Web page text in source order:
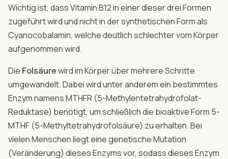
Wichtig ist, dass Vitamin B12 in einer dieser drei Formen
zugeführt wird und nicht in der synthetischen Form als
Cyanocobalamin, welche deutlich schlechter vom Körper
aufgenommen wird.
Die Folsäurewird im Körper über mehrere Schritte
umgewandelt. Dabei wird unter anderem ein bestimmtes
Enzym namens MTHFR (5-Methylentetrahydrofolat-
Reduktase) benötigt, um schließlich die bioaktive Form 5-
MTHF (5-Methyltetrahydrofolsäure) zu erhalten. Bei
vielen Menschen liegt eine genetische Mutation
(Veränderung) dieses Enzyms vor, sodass dieses Enzym